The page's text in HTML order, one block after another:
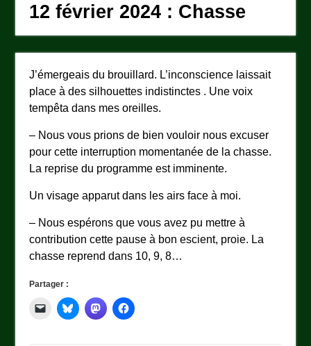
12 février 2024 : Chasse
J’émergeais du brouillard. L’inconscience laissait
place à des silhouettes indistinctes . Une voix
tempêta dans mes oreilles.
– Nous vous prions de bien vouloir nous excuser
pour cette interruption momentanée de la chasse.
La reprise du programme est imminente.
Un visage apparut dans les airs face à moi.
– Nous espérons que vous avez pu mettre à
contribution cette pause à bon escient, proie. La
chasse reprend dans 10, 9, 8…
Partager :